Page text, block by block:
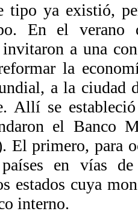
tipo ya existió,
En el verano
a una
la
a la ciudad
Allí se
el Banco
El primero, para
en vías de
estados cuya
interno.